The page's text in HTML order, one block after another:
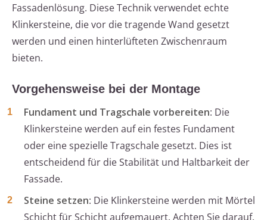
Fassadenlösung. Diese Technik verwendet echte
Klinkersteine, die vor die tragende Wand gesetzt
werden und einen hinterlüfteten Zwischenraum
bieten.
Vorgehensweise bei der Montage
Fundament und Tragschale vorbereiten: Die
Klinkersteine werden auf ein festes Fundament
oder eine spezielle Tragschale gesetzt. Dies ist
entscheidend für die Stabilität und Haltbarkeit der
Fassade.
Steine setzen: Die Klinkersteine werden mit Mörtel
Schicht für Schicht aufgemauert. Achten Sie darauf,